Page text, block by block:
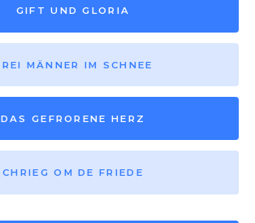
GIFT UND GLORIA
MÄNNER IM SCHNEE
DAS GEFRORENE HERZ
CHRIEG OM DE FRIEDE